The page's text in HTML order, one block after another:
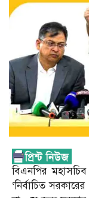
বিএনপির
‘নির্বাচিত